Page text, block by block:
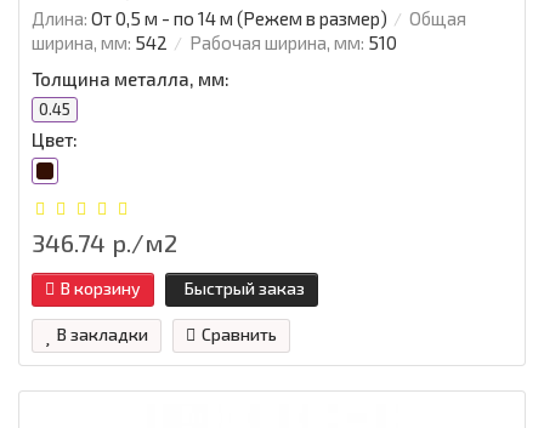
Длина: От 0,5 м - по 14 м (Режем в размер)
Общая
ширина, мм: 542 Рабочая ширина, мм: 510
Толщина металла, мм:
0.45
Цвет:
346.74 р./м2
В корзину Быстрый заказ
В закладки Сравнить